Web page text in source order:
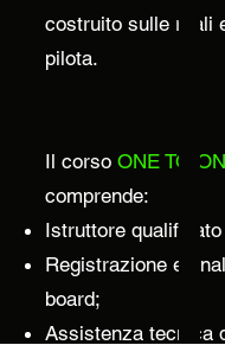
costruito sulle reali
pilota.
Il corso ONE TO
comprende:
Istruttore
Registrazione e
board;
Assistenza tecnica